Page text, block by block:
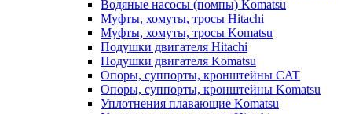
Водяные насосы (помпы) Komatsu
Муфты, хомуты, тросы Hitachi
Муфты, хомуты, тросы Komatsu
Подушки двигателя Hitachi
Подушки двигателя Komatsu
Опоры, суппорты, кронштейны CAT
Опоры, суппорты, кронштейны Komatsu
Уплотнения плавающие Komatsu